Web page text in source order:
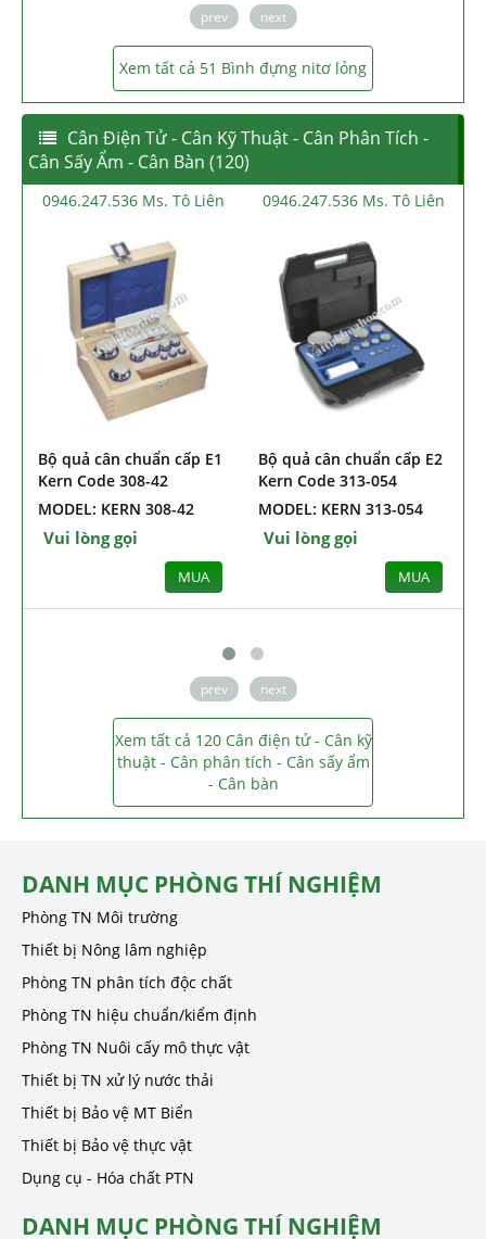
prev next
Xem tất cả 51 Bình đựng nitơ lỏng
Cân Điện Tử - Cân Kỹ Thuật - Cân Phân Tích -
Cân Sấy Ẩm - Cân Bàn (120)
0946.247.536 Ms. Tô Liên
Bộ quả cân chuẩn cấp E2
Kern Code 313-054
MODEL: KERN 313-054
Vui lòng gọi
MUA
0946.247.536 Ms. Tô Liên
Bộ quả cân chuẩn F1 từ
1g ~ 500g Kern Code 322-
054
MODEL: KERN 322-054
MUA
prev next
Xem tất cả 120 Cân điện tử - Cân kỹ
thuật - Cân phân tích - Cân sấy ẩm
- Cân bàn
DANH MỤC PHÒNG THÍ NGHIỆM
Phòng TN Môi trường
Thiết bị Nông lâm nghiệp
Phòng TN phân tích độc chất
Phòng TN hiệu chuẩn/kiểm định
Phòng TN Nuôi cấy mô thực vật
Thiết bị TN xử lý nước thải
Thiết bị Bảo vệ MT Biển
Thiết bị Bảo vệ thực vật
Dụng cụ - Hóa chất PTN
DANH MỤC PHÒNG THÍ NGHIỆM